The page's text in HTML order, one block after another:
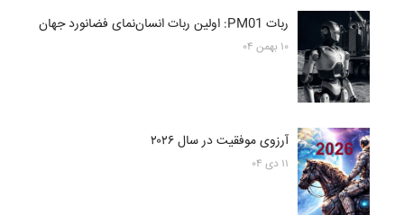
ربات PM01: اولین ربات انسان‌نمای فضانورد جهان
۱۰ بهمن ۰۴
آرزوی موفقیت در سال ۲۰۲۶
۱۱ دی ۰۴